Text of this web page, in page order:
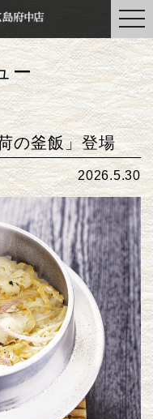
ー
の釜飯」登場
2026.5.30